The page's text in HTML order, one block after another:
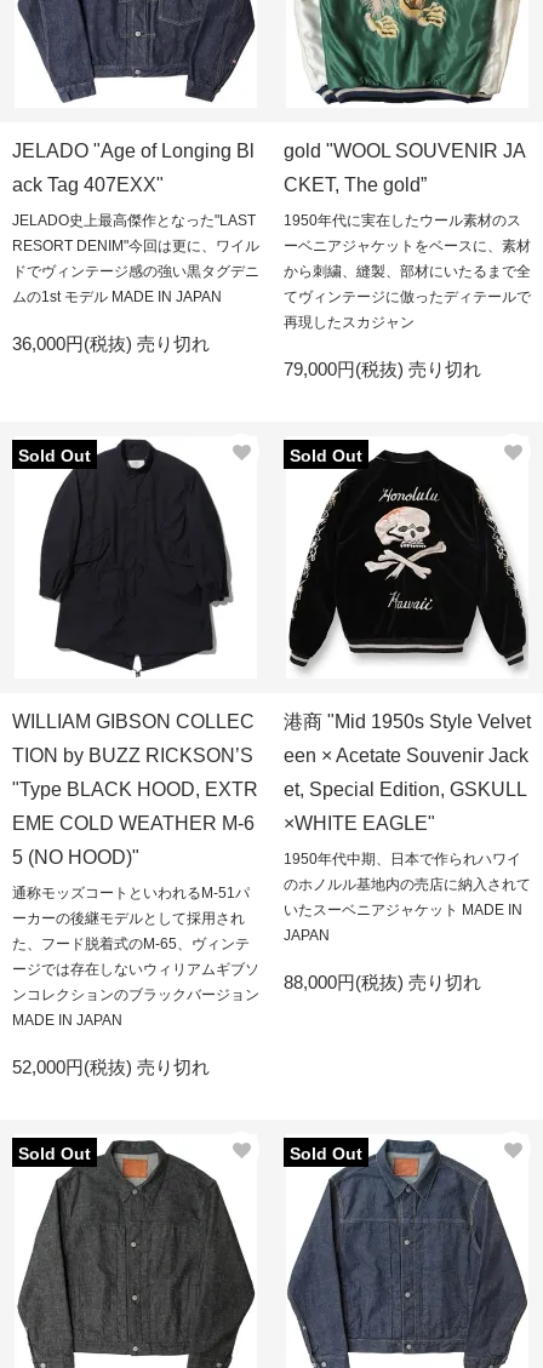
JELADO "Age of Longing Bl
ack Tag 407EXX"
JELADO史上最高傑作となった"LAST
RESORT DENIM"今回は更に、ワイル
ドでヴィンテージ感の強い黒タグデニ
ムの1st モデル MADE IN JAPAN
36,000円(税抜) 売り切れ
gold "WOOL SOUVENIR JA
CKET, The gold”
1950年代に実在したウール素材のス
ーベニアジャケットをベースに、素材
から刺繍、縫製、部材にいたるまで全
てヴィンテージに倣ったディテールで
再現したスカジャン
79,000円(税抜) 売り切れ
Sold Out
WILLIAM GIBSON COLLEC
TION by BUZZ RICKSON’S
"Type BLACK HOOD, EXTR
EME COLD WEATHER M-6
5 (NO HOOD)"
通称モッズコートといわれるM-51パ
ーカーの後継モデルとして採用され
た、フード脱着式のM-65、ヴィンテ
ージでは存在しないウィリアムギブソ
ンコレクションのブラックバージョン
MADE IN JAPAN
52,000円(税抜) 売り切れ
Sold Out
港商 "Mid 1950s Style Velvet
een × Acetate Souvenir Jack
et, Special Edition, GSKULL
×WHITE EAGLE"
1950年代中期、日本で作られハワイ
のホノルル基地内の売店に納入されて
いたスーベニアジャケット MADE IN
JAPAN
88,000円(税抜) 売り切れ
Sold Out Sold Out